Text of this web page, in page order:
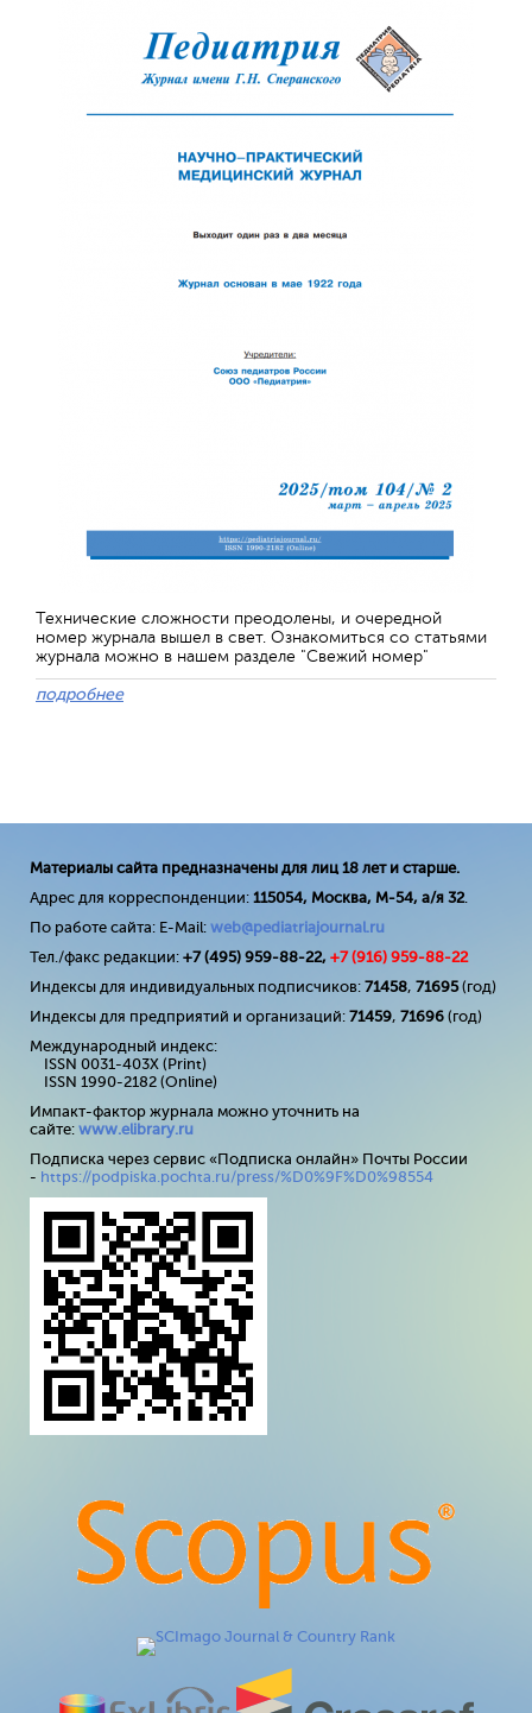
Технические сложности преодолены, и очередной
номер журнала вышел в свет. Ознакомиться со статьями
журнала можно в нашем разделе "Свежий номер"
подробнее
Материалы сайта предназначены для лиц 18 лет и старше.
Адрес для корреспонденции: 115054, Москва, М-54, а/я 32.
По работе сайта: E-Mail: web@pediatriajournal.ru
Тел./факс редакции: +7 (495) 959-88-22, +7 (916) 959-88-22
Индексы для индивидуальных подписчиков: 71458, 71695(год)
Индексы для предприятий и организаций: 71459, 71696 (год)
Международный индекс:
ISSN 0031-403X (Print)
ISSN 1990-2182 (Online)
Импакт-фактор журнала можно уточнить на
сайте: www.elibrary.ru
Подписка через сервис «Подписка онлайн» Почты России
- https://podpiska.pochta.ru/press/%D0%9F%D0%98554